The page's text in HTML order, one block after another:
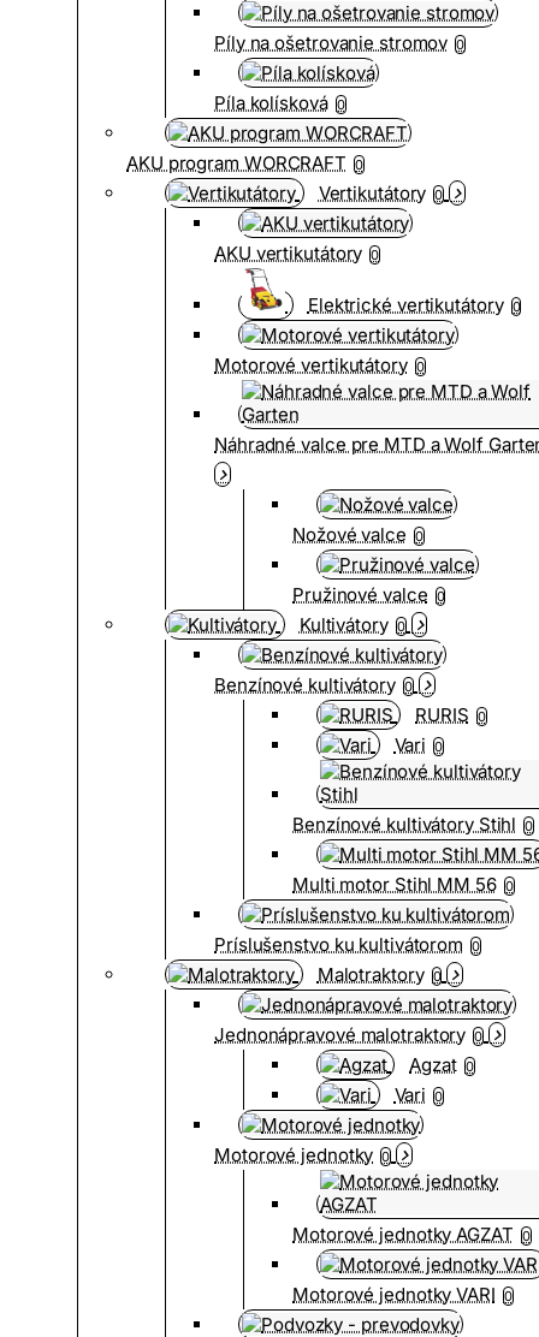
Píly na ošetrovanie stromov 0
Píla kolísková 0
AKU program WORCRAFT 0
Vertikutátory 0
AKU vertikutátory 0
Elektrické vertikutátory 0
Motorové vertikutátory 0
Náhradné valce pre MTD a Wolf
Nožové valce 0
Pružinové valce 0
Kultivátory 0
Benzínové kultivátory 0
RURIS 0
Vari 0
Benzínové kultivátory Stihl 0
Multi motor Stihl MM 56 0
Príslušenstvo ku kultivátorom 0
Malotraktory 0
Jednonápravové malotraktory 0
Agzat 0
Vari 0
Motorové jednotky 0
Motorové jednotky AGZAT 0
Motorové jednotky VARI 0